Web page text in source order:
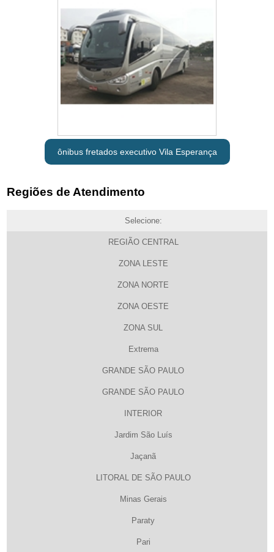
ônibus fretados executivo Vila Esperança
Regiões de Atendimento
Selecione:
REGIÃO CENTRAL
ZONA LESTE
ZONA NORTE
ZONA OESTE
ZONA SUL
Extrema
GRANDE SÃO PAULO
GRANDE SÃO PAULO
INTERIOR
Jardim São Luís
Jaçanã
LITORAL DE SÃO PAULO
Minas Gerais
Paraty
Pari